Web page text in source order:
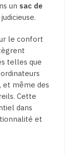
un sac de
le confort
telles que
et même des
Cette
dans
et